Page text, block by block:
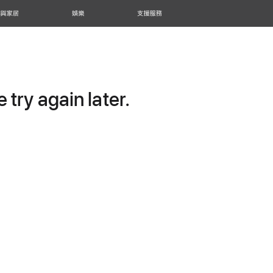
家居 娛樂 支援服務
try again later.